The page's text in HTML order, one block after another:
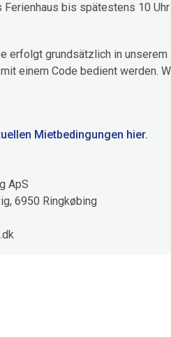
bis spätestens 10
erfolgt grundsätzlich in
einem Code bedient werden.
Mietbedingungen hier.
ApS
6950 Ringkøbing